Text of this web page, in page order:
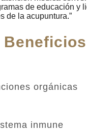
de educación y
de la acupuntura.
Beneficios
orgánicas
inmune